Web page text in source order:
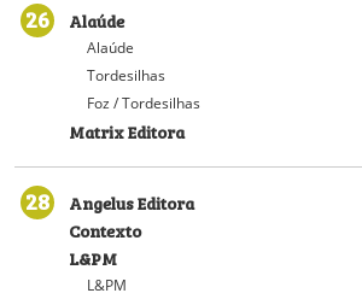
26 Alaúde
Alaúde
Tordesilhas
Foz / Tordesilhas
Matrix Editora
28
Angelus Editora
Contexto
L&PM
L&PM